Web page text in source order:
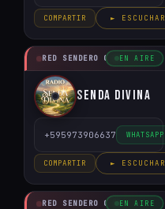
COMPARTIR ► ESCUCHAR
RED SENDERO CRISTIANO
EN AIRE
Senda Divina
+595973906637 WHATSAPP
COMPARTIR ► ESCUCHAR
RED SENDERO CRISTIANO
EN AIRE